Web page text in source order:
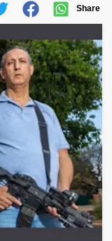
Share